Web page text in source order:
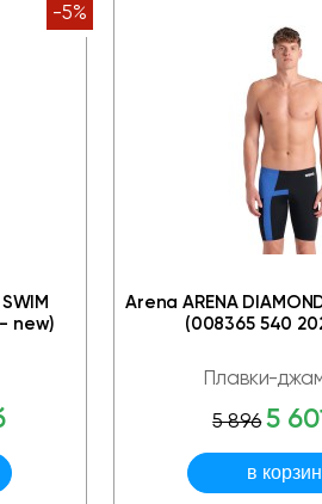
-5%
new)
Arena ARENA
(008365 540
Плавки-
5 896 5